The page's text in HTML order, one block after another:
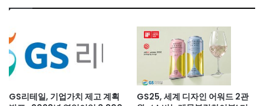
GS리테일, 기업가치 제고 계획
GS25, 세계 디자인 어워드 2관